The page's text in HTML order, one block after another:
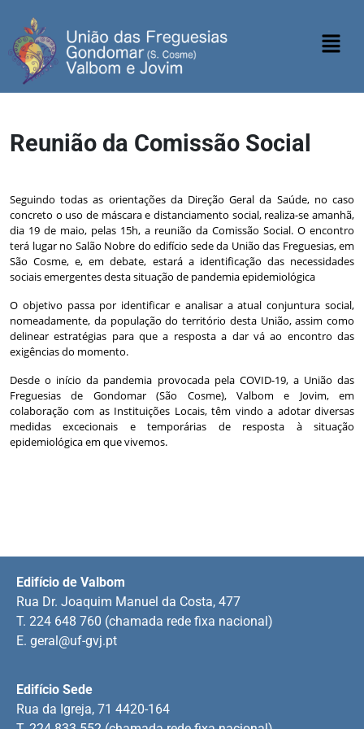
Reunião da Comissão Social
Seguindo todas as orientações da Direção Geral da Saúde, no caso
concreto o uso de máscara e distanciamento social, realiza-se amanhã,
dia 19 de maio, pelas 15h, a reunião da Comissão Social. O encontro
terá lugar no Salão Nobre do edifício sede da União das Freguesias, em
São Cosme, e, em debate, estará a identificação das necessidades
sociais emergentes desta situação de pandemia epidemiológica
O objetivo passa por identificar e analisar a atual conjuntura social,
nomeadamente, da população do território desta União, assim como
delinear estratégias para que a resposta a dar vá ao encontro das
exigências do momento.
Desde o início da pandemia provocada pela COVID-19, a União das
Freguesias de Gondomar (São Cosme), Valbom e Jovim, em
colaboração com as Instituições Locais, têm vindo a adotar diversas
medidas excecionais e temporárias de resposta à situação
epidemiológica em que vivemos.
Edifício Sede
Rua da Igreja, 71 4420-164
Edifício de Valbom
Rua Dr. Joaquim Manuel da Costa, 477
T. 224 648 760 (chamada rede fixa nacional)
E. geral@uf-gvj.pt